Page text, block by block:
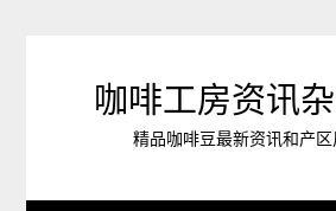
咖啡工房资讯
精品咖啡豆最新资讯和产区